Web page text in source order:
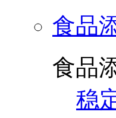
食品
食品
稳